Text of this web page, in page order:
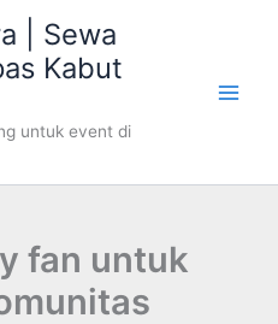
| Sewa
Kabut
untuk event di
fan untuk